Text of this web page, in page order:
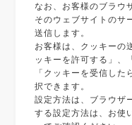
なお、お客様のブラウ
そのウェブサイトのサ
送信します。
お客様は、クッキーの
ッキーを許可する」、
「クッキーを受信し
択できます。
設定方法は、ブラウザ
する設定方法は、お使